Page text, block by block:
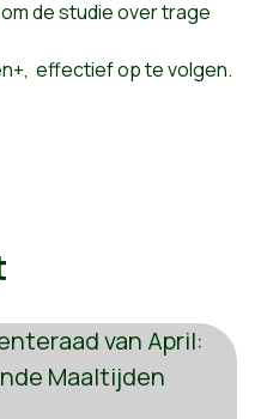
de studie over trage
effectief op te volgen.